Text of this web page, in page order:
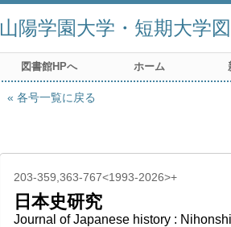
山陽学園大学・短期大学
図書館HPへ ホーム
各号一覧に戻る
203-359,363-767<1993-2026>+
日本史研究
Journal of Japanese history :